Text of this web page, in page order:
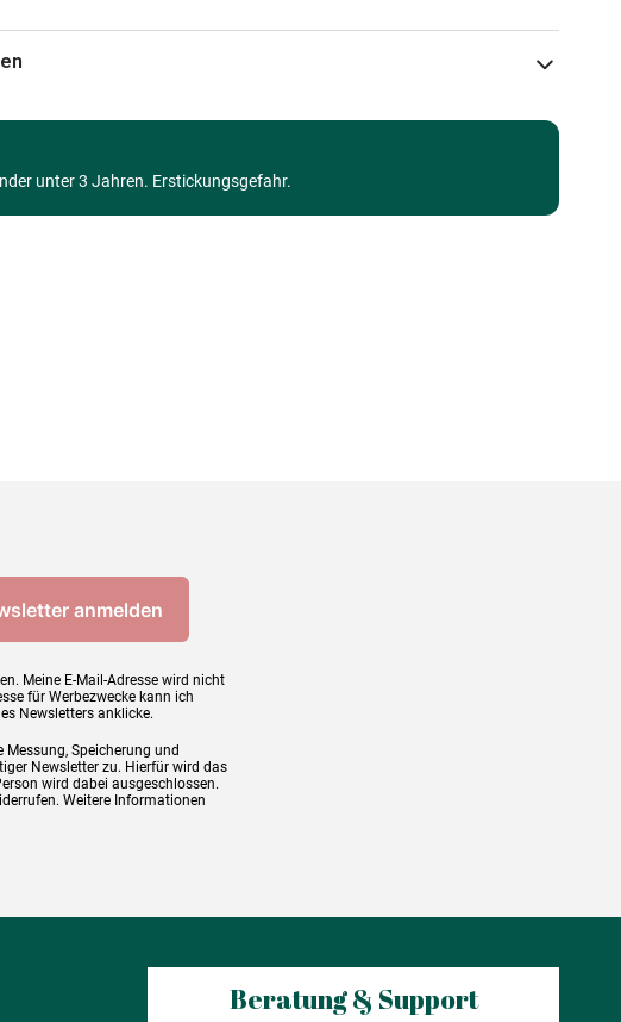
Puzzle für Erwachsene (500 bis 48000 Teile)
unter 3 Jahren. Erstickungsgefahr.
Meine E-Mail-Adresse wird nicht
für Werbezwecke kann ich
Newsletters anklicke.
Speicherung und
Newsletter zu. Hierfür wird das
wird dabei ausgeschlossen.
Weitere Informationen
Beratung & Support